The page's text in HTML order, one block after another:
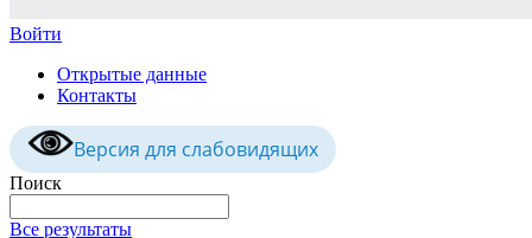
Войти
Открытые данные
Контакты
Версия для слабовидящих
Поиск
Все результаты